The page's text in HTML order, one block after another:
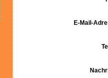
E-Mail-